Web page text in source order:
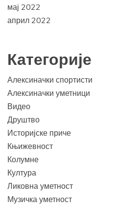
мај 2022
април 2022
Категорије
Алексиначки спортисти
Алексиначки уметници
Видео
Друштво
Историјске приче
Књижевност
Колумне
Култура
Ликовна уметност
Музичка уметност